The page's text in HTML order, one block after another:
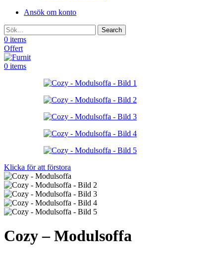
Ansök om konto
Search
0 items
Offert
0 items
Klicka för att förstora
Cozy – Modulsoffa